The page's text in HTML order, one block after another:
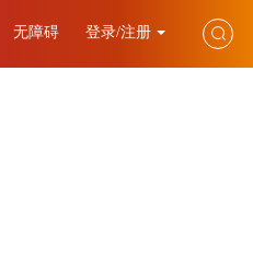
无障碍 登录/注册